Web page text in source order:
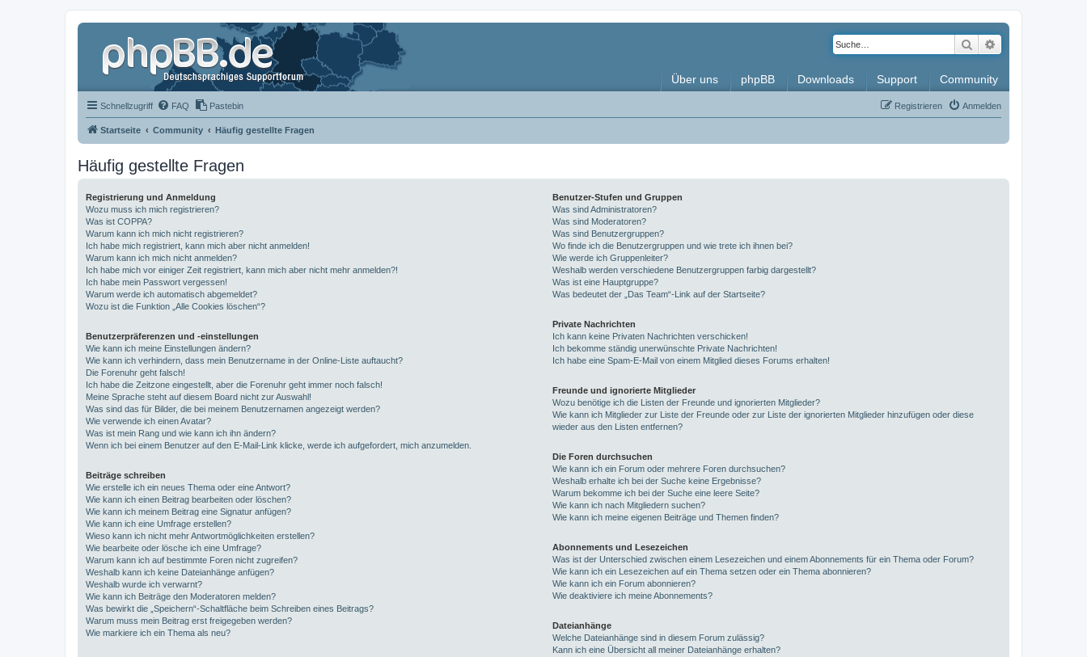
Suche
Über uns phpBB Downloads Support Community
Schnellzugriff FAQ Pastebin Anmelden
Registrieren
Startseite Community Häufig gestellte Fragen
Häufig gestellte Fragen
Registrierung und Anmeldung
Wozu muss ich mich registrieren?
Was ist COPPA?
Warum kann ich mich nicht registrieren?
Ich habe mich registriert, kann mich aber nicht anmelden!
Warum kann ich mich nicht anmelden?
Ich habe mich vor einiger Zeit registriert, kann mich aber nicht mehr anmelden?!
Ich habe mein Passwort vergessen!
Warum werde ich automatisch abgemeldet?
Wozu ist die Funktion „Alle Cookies löschen“?
Benutzerpräferenzen und -einstellungen
Wie kann ich meine Einstellungen ändern?
Wie kann ich verhindern, dass mein Benutzername in der Online-Liste auftaucht?
Die Forenuhr geht falsch!
Ich habe die Zeitzone eingestellt, aber die Forenuhr geht immer noch falsch!
Meine Sprache steht auf diesem Board nicht zur Auswahl!
Was sind das für Bilder, die bei meinem Benutzernamen angezeigt werden?
Wie verwende ich einen Avatar?
Was ist mein Rang und wie kann ich ihn ändern?
Wenn ich bei einem Benutzer auf den E-Mail-Link klicke, werde ich aufgefordert, mich anzumelden.
Beiträge schreiben
Wie erstelle ich ein neues Thema oder eine Antwort?
Wie kann ich einen Beitrag bearbeiten oder löschen?
Wie kann ich meinem Beitrag eine Signatur anfügen?
Wie kann ich eine Umfrage erstellen?
Wieso kann ich nicht mehr Antwortmöglichkeiten erstellen?
Wie bearbeite oder lösche ich eine Umfrage?
Warum kann ich auf bestimmte Foren nicht zugreifen?
Weshalb kann ich keine Dateianhänge anfügen?
Weshalb wurde ich verwarnt?
Wie kann ich Beiträge den Moderatoren melden?
Was bewirkt die „Speichern“-Schaltfläche beim Schreiben eines Beitrags?
Warum muss mein Beitrag erst freigegeben werden?
Wie markiere ich ein Thema als neu?
Benutzer-Stufen und Gruppen
Was sind Administratoren?
Was sind Moderatoren?
Was sind Benutzergruppen?
Wo finde ich die Benutzergruppen und wie trete ich ihnen bei?
Wie werde ich Gruppenleiter?
Weshalb werden verschiedene Benutzergruppen farbig dargestellt?
Was ist eine Hauptgruppe?
Was bedeutet der „Das Team“-Link auf der Startseite?
Private Nachrichten
Ich kann keine Privaten Nachrichten verschicken!
Ich bekomme ständig unerwünschte Private Nachrichten!
Ich habe eine Spam-E-Mail von einem Mitglied dieses Forums erhalten!
Freunde und ignorierte Mitglieder
Wozu benötige ich die Listen der Freunde und ignorierten Mitglieder?
Wie kann ich Mitglieder zur Liste der Freunde oder zur Liste der ignorierten Mitglieder hinzufügen oder diese
wieder aus den Listen entfernen?
Die Foren durchsuchen
Wie kann ich ein Forum oder mehrere Foren durchsuchen?
Weshalb erhalte ich bei der Suche keine Ergebnisse?
Warum bekomme ich bei der Suche eine leere Seite?
Wie kann ich nach Mitgliedern suchen?
Wie kann ich meine eigenen Beiträge und Themen finden?
Abonnements und Lesezeichen
Was ist der Unterschied zwischen einem Lesezeichen und einem Abonnements für ein Thema oder Forum?
Wie kann ich ein Lesezeichen auf ein Thema setzen oder ein Thema abonnieren?
Wie kann ich ein Forum abonnieren?
Wie deaktiviere ich meine Abonnements?
Dateianhänge
Welche Dateianhänge sind in diesem Forum zulässig?
Kann ich eine Übersicht all meiner Dateianhänge erhalten?